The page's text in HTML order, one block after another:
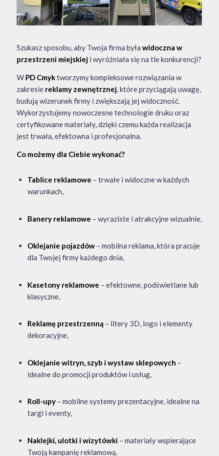
Szukasz sposobu, aby Twoja firma byławidoczna w
przestrzeni miejskieji wyróżniała się na tle konkurencji?
WPD Cmyktworzymy kompleksowe rozwiązania w
budują wizerunek firmy i zwiększają jej widoczność.
Wykorzystujemy nowoczesne technologie druku oraz
jest trwała, efektowna i profesjonalna.
Tablice reklamowe– trwałe i widoczne w każdych
Banery reklamowe
Oklejanie pojazdów– mobilna reklama, która pracuje
dla Twojej firmy każdego dnia,
Kasetony reklamowe– efektowne, podświetlane lub
klasyczne,
Reklamę przestrzenną– litery 3D, logo i elementy
dekoracyjne,
Oklejanie witryn, szyb i wystaw sklepowych–
idealne do promocji produktów i usług,